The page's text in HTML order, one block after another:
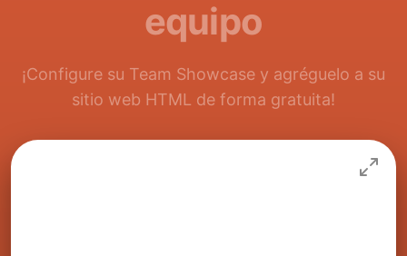
equipo
¡Configure su Team Showcase y agréguelo a su
sitio web HTML de forma gratuita!